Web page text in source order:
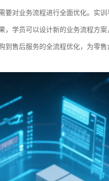
对业务流程进行全面优化。实训
学员可以设计新的业务流程方
售后服务的全流程优化，为零